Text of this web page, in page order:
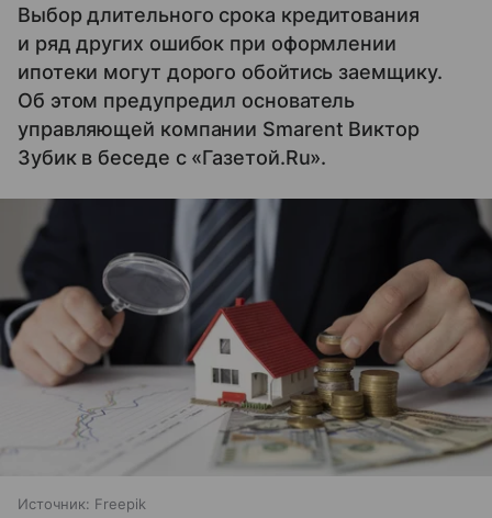
Выбор длительного срока кредитования
и ряд других ошибок при оформлении
ипотеки могут дорого обойтись заемщику.
Об этом предупредил основатель
управляющей компании Smarent Виктор
Зубик в беседе с «Газетой.Ru».
Источник: Freepik